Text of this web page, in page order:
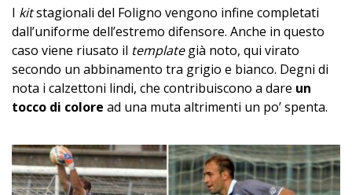
I kitstagionali del Foligno vengono infine completati
dall’uniforme dell’estremo difensore. Anche in questo
caso viene riusato il templategià noto, qui virato
secondo un abbinamento tra grigio e bianco. Degni di
nota i calzettoni lindi, che contribuiscono a dare un
tocco di colore ad una muta altrimenti un po’ spenta.